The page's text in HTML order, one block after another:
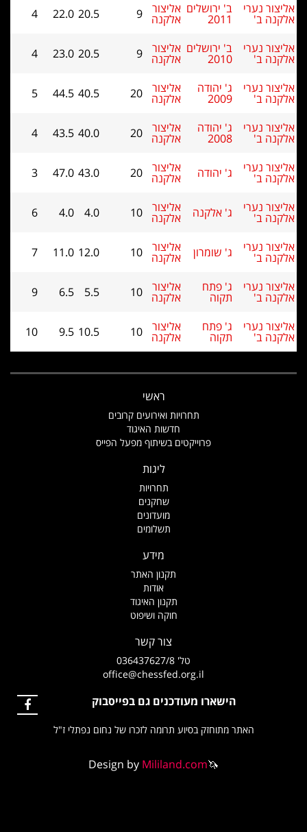
נערי
ב'
ב' ירושלים
2011
אליצור
אלקנה 9
22.0
4
נערי
ב'
ב' ירושלים
2010
אליצור
אלקנה 9
23.0
4
נערי
ב'
ג' יהודה
2009
אליצור
אלקנה 20
44.5
5
נערי
ב'
ג' יהודה
2008
אליצור
אלקנה 20
43.5
4
נערי
ב' ג' יהודה אליצור
אלקנה 20
47.0
3
נערי
ב' ג' אלקנה אליצור
אלקנה 10
4.0
6
נערי
ב' ג' שומרון אליצור
אלקנה 10
11.0
7
נערי
ב'
ג' פתח
תקוה
אליצור
אלקנה 10
6.5
9
נערי
ב'
ג' פתח
תקוה
אליצור
אלקנה 10
9.5
10
תחרויות ואירועים קרובים
חדשות האיגוד
פרוייקטים בשיתוף מפעל הפייס
תחרויות
שחקנים
מועדונים
תשלומים
תקנון האתר
תקנון האיגוד
חוקה ושיפוט
צור קשר
office@chessfed.org.il
הישארו מעודכנים גם בפייסבוק
האתר מתוחזק בסיוע תרומה לזכרו של נחום נפתלי ז"ל
Design byMililand.com